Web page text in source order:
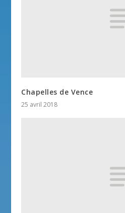
Chapelles de Vence
25 avril 2018